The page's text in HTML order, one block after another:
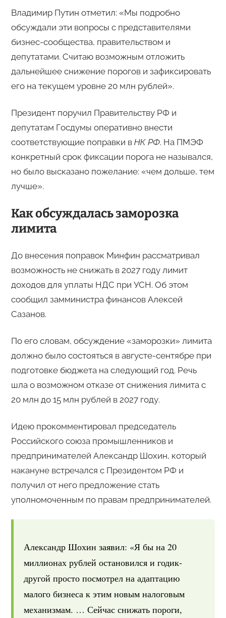
Владимир Путин отметил: «Мы подробно
обсуждали эти вопросы с представителями
бизнес-сообщества, правительством и
депутатами. Считаю возможным отложить
дальнейшее снижение порогов и зафиксировать
его на текущем уровне 20 млн рублей».
Президент поручил Правительству РФ и
депутатам Госдумы оперативно внести
соответствующие поправки в НК РФ. На ПМЭФ
конкретный срок фиксации порога не назывался,
но было высказано пожелание: «чем дольше, тем
лучше».
Как обсуждалась заморозка
лимита
До внесения поправок Минфин рассматривал
возможность не снижать в 2027 году лимит
доходов для уплаты НДС при УСН. Об этом
сообщил замминистра финансов Алексей
Сазанов.
По его словам, обсуждение «заморозки» лимита
должно было состояться в августе-сентябре при
подготовке бюджета на следующий год. Речь
шла о возможном отказе от снижения лимита с
20 млн до 15 млн рублей в 2027 году.
Идею прокомментировал председатель
Российского союза промышленников и
предпринимателей Александр Шохин, который
накануне встречался с Президентом РФ и
получил от него предложение стать
уполномоченным по правам предпринимателей.
Александр Шохин заявил: «Я бы на 20
миллионах рублей остановился и годик-
другой просто посмотрел на адаптацию
малого бизнеса к этим новым налоговым
механизмам. … Сейчас снижать пороги,